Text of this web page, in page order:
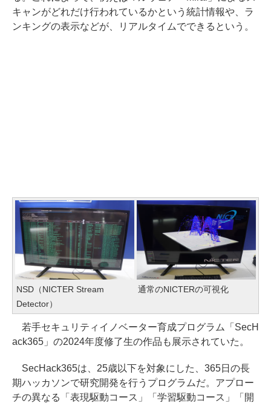
キャンがどれだけ行われているかという統計情報や、ラ
ンキングの表示などが、リアルタイムでできるという。
NSD（NICTER Stream
Detector）
通常のNICTERの可視化
若手セキュリティイノベーター育成プログラム「SecH
ack365」の2024年度修了生の作品も展示されていた。
SecHack365は、25歳以下を対象にした、365日の長
期ハッカソンで研究開発を行うプログラムだ。アプロー
チの異なる「表現駆動コース」「学習駆動コース」「開